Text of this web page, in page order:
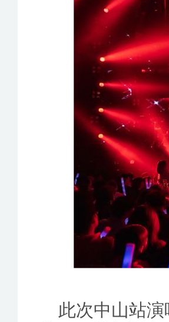
此次中山站